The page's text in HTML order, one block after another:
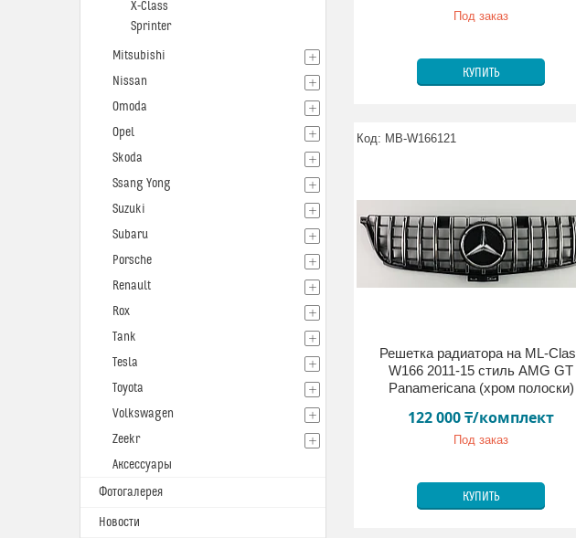
Под заказ
КУПИТЬ
MB-W166121
Решетка радиатора на ML-
W166 2011-15 стиль AMG GT
Panamericana (хром полоски)
122 000 ₸/комплект
Под заказ
КУПИТЬ
X-Class
Sprinter
Mitsubishi
Nissan
Omoda
Opel
Skoda
Ssang Yong
Suzuki
Subaru
Porsche
Renault
Rox
Tank
Tesla
Toyota
Volkswagen
Zeekr
Аксессуары
Фотогалерея
Новости